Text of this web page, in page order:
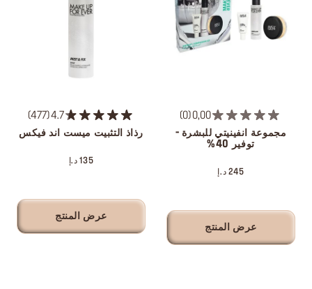
0,00
0
مجموعة انفينيتي للبشرة -
توفير 40%
245 د.إ
عرض المنتج
4.7
477
رذاذ التثبيت ميست اند فيكس
135 د.إ
عرض المنتج